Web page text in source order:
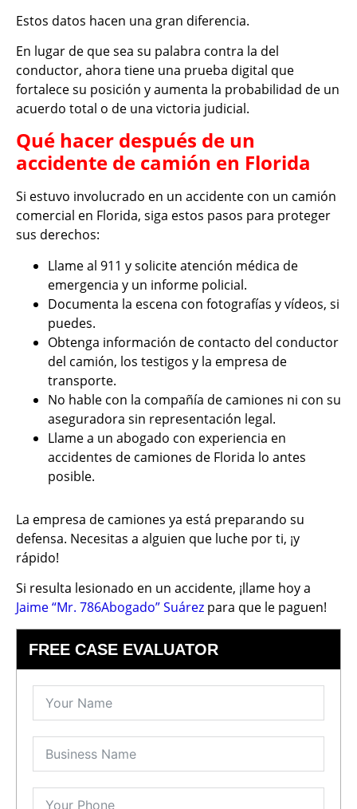
Estos datos hacen una gran diferencia.
En lugar de que sea su palabra contra la del
conductor, ahora tiene una prueba digital que
fortalece su posición y aumenta la probabilidad de un
acuerdo total o de una victoria judicial.
Qué hacer después de un
accidente de camión en Florida
Si estuvo involucrado en un accidente con un camión
comercial en Florida, siga estos pasos para proteger
sus derechos:
Llame al 911 y solicite atención médica de
emergencia y un informe policial.
Documenta la escena con fotografías y vídeos, si
puedes.
Obtenga información de contacto del conductor
del camión, los testigos y la empresa de
transporte.
No hable con la compañía de camiones ni con su
aseguradora sin representación legal.
Llame a un abogado con experiencia en
accidentes de camiones de Florida lo antes
posible.
La empresa de camiones ya está preparando su
defensa. Necesitas a alguien que luche por ti, ¡y
rápido!
Si resulta lesionado en un accidente, ¡llame hoy a
Jaime “Mr. 786Abogado” Suárez para que le paguen!
FREE CASE EVALUATOR